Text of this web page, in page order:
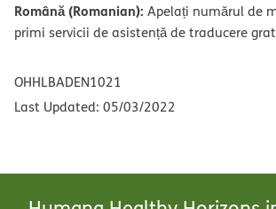
Română (Romanian): Apelați numărul de
primi servicii de asistență de traducere
OHHLBADEN1021
Last Updated: 05/03/2022